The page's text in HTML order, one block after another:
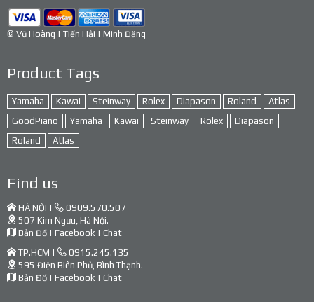
© Vũ Hoàng | Tiến Hải | Minh Đăng
Product Tags
Yamaha Kawai Steinway Rolex Diapason Roland
Atlas
GoodPiano
Yamaha Kawai Steinway Rolex
Diapason
Roland
Atlas
Find us
HÀ NỘI |
0909.570.507
507 Kim Ngưu, Hà Nội.
Bản Đồ | Facebook | Chat
TP.HCM |
0915.245.135
595 Điện Biên Phủ, Bình Thạnh.
Bản Đồ | Facebook | Chat